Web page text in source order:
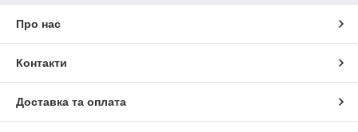
Про нас
Контакти
Доставка та оплата